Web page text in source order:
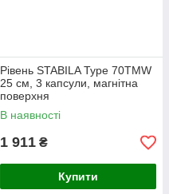
Рівень STABILA Type 70ТМW
25 см, 3 капсули, магнітна
поверхня
В наявності
1 911 ₴
Купити